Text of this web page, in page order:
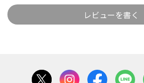
レビューを書く